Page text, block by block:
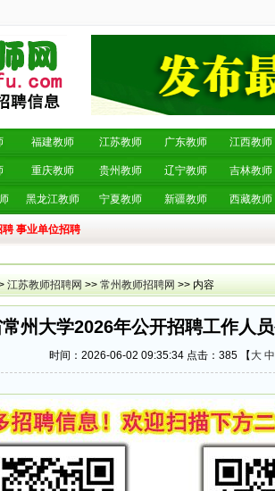
福建教师 江苏教师 广东教师 江西教师
重庆教师 贵州教师 辽宁教师 吉林教师
黑龙江教师 宁夏教师 新疆教师 西藏教师
聘 事业单位招聘
江苏教师招聘网 >> 常州教师招聘网 >> 内容
州大学2026年公开招聘工作人
时间：2026-06-02 09:35:34 点击： 385 【 大 中